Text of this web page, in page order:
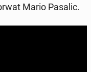
Mario Pasalic.